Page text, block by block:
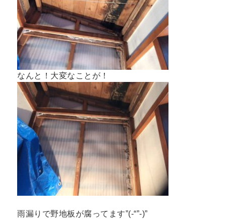
なんと！大変なことが！
雨漏りで野地板が腐ってます”(-“”-)”